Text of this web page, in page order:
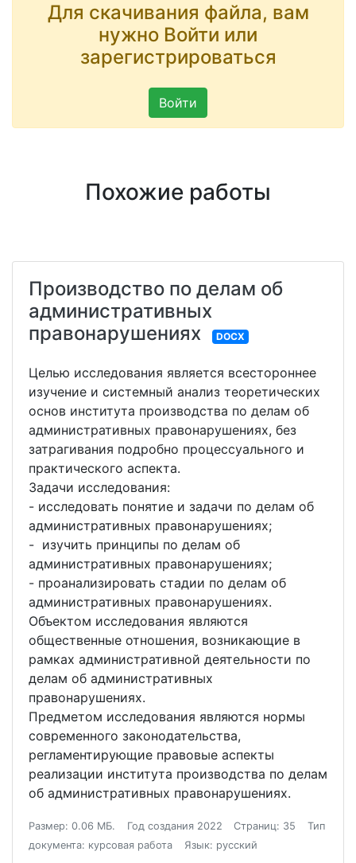
Для скачивания файла, вам
нужно Войти или
зарегистрироваться
Войти
Похожие работы
Производство по делам об
административных
правонарушениях
DOCX
Целью исследования является всестороннее
изучение и системный анализ теоретических
основ института производства по делам об
административных правонарушениях, без
затрагивания подробно процессуального и
практического аспекта.
Задачи исследования:
- исследовать понятие и задачи по делам об
административных правонарушениях;
- изучить принципы по делам об
административных правонарушениях;
- проанализировать стадии по делам об
административных правонарушениях.
Объектом исследования являются
общественные отношения, возникающие в
рамках административной деятельности по
делам об административных
правонарушениях.
Предметом исследования являются нормы
современного законодательства,
регламентирующие правовые аспекты
реализации института производства по делам
об административных правонарушениях.
Размер: 0.06 МБ. Год создания 2022 Страниц: 35
Тип
документа: курсовая работа
Язык: русский